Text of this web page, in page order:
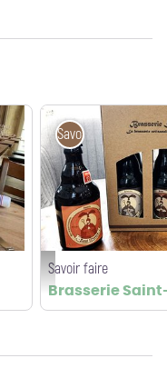
Bieres-Brasserie-Saint-
Savoir faire
Savoir faire
Brasserie